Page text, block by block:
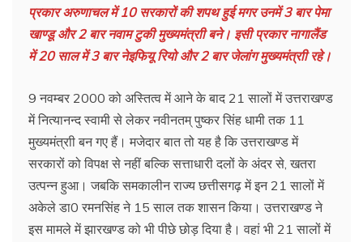
प्रकार अरुणाचल में 10 सरकारों की शपथ हुई मगर उनमें 3 बार पेमा
खाण्डू और 2 बार नवाम टुकी मुख्यमंत्राी बने। इसी प्रकार नागालैंड
में 20 साल में 3 बार नेइफियू रियो और 2 बार जेलांग मुख्यमंत्राी रहे।
9 नवम्बर 2000 को अस्तित्व में आने के बाद 21 सालों में उत्तराखण्ड
में नित्यानन्द स्वामी से लेकर नवीनतम् पुष्कर सिंह धामी तक 11
मुख्यमंत्राी बन गए हैं। मजेदार बात तो यह है कि उत्तराखण्ड में
सरकारों को विपक्ष से नहीं बल्कि सत्ताधारी दलों के अंदर से, खतरा
उत्पन्न हुआ। जबकि समकालीन राज्य छत्तीसगढ़ में इन 21 सालों में
अकेले डा0 रमनसिंह ने 15 साल तक शासन किया। उत्तराखण्ड ने
इस मामले में झारखण्ड को भी पीछे छोड़ दिया है। वहां भी 21 सालों में